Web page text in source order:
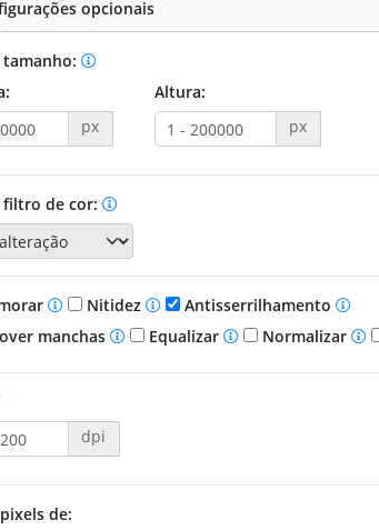
opcionais
px
Altura:
px
filtro de cor:
Nitidez
Antisserrilhamento
manchas
Equalizar Normalizar
dpi
de: